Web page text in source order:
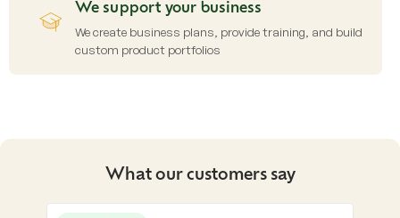
We support your business
We create business plans, provide training, and build
custom product portfolios
What our customers say